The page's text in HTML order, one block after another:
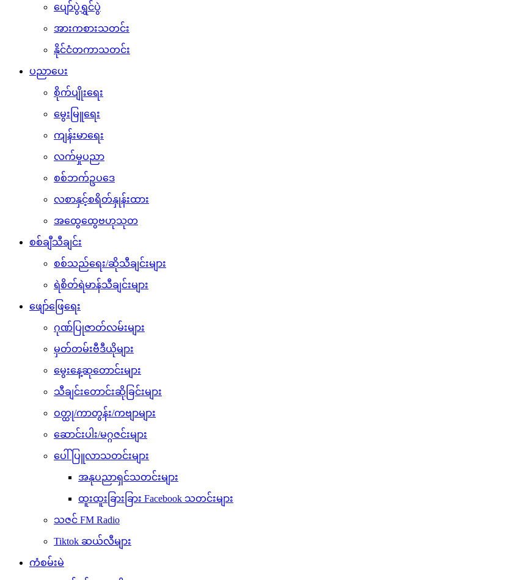
ပျော်ပွဲရွှင်ပွဲ
အားကစားသတင်း
နိုင်ငံတကာသတင်း
ပညာပေး
စိုက်ပျိုးရေး
မွေးမြူရေး
ကျန်းမာရေး
လက်မှုပညာ
စစ်ဘက်ဥပဒေ
လစာနှင့်စရိတ်နှုန်းထား
အထွေထွေဗဟုသုတ
စစ်ချီသီချင်း
စစ်သည်ရေး/ဆိုသီချင်းများ
ရဲစိတ်ရဲမာန်သီချင်းများ
ဖျော်ဖြေရေး
ဂုဏ်ပြုဇာတ်လမ်းများ
မှတ်တမ်းဗီဒီယိုများ
မွေးနေ့ဆုတောင်းများ
သီချင်းတောင်းဆိုခြင်းများ
ဝတ္ထု/ကာတွန်း/ကဗျာများ
ဆောင်းပါး/မဂ္ဂဇင်းများ
ပေါ်ပြူလာသတင်းများ
အနုပညာရှင်သတင်းများ
ထူးထူးခြားခြား Facebook သတင်းများ
သဇင် FM Radio
Tiktok ဆယ်လီများ
ကံစမ်းမဲ